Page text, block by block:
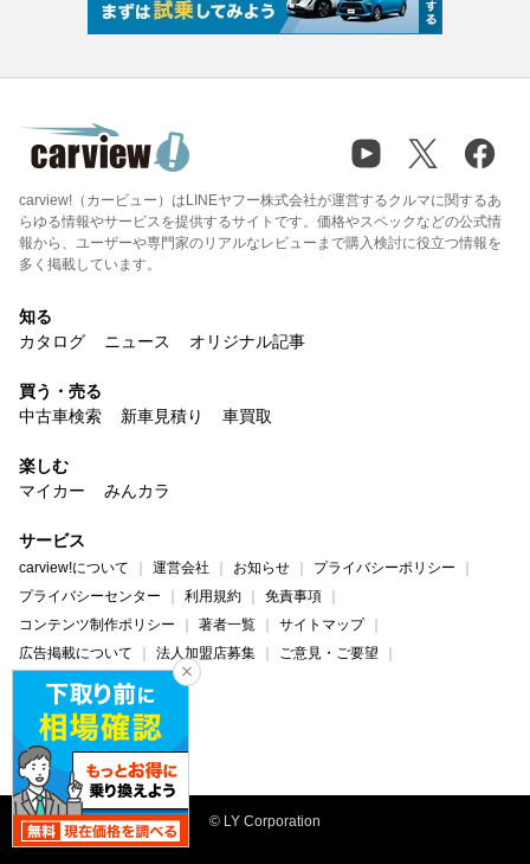
carview!（カービュー）はLINEヤフー株式会社が運営するクルマに関するあ
らゆる情報やサービスを提供するサイトです。価格やスペックなどの公式情
報から、ユーザーや専門家のリアルなレビューまで購入検討に役立つ情報を
多く掲載しています。
知る
カタログ
ニュース オリジナル記事
買う・売る
中古車検索
新車見積り 車買取
楽しむ
マイカー
みんカラ
サービス
carview!について 運営会社 お知らせ
プライバシーポリシー
プライバシーセンター
利用規約
免責事項
コンテンツ制作ポリシー
著者一覧
サイトマップ
広告掲載について
法人加盟店募集
ご意見・ご要望
ヘルプ・お問い合わせ
carview! Yahoo! JAPAN
© LY Corporation